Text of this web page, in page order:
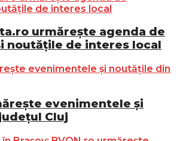
urmărește agenda de
noutățile de interes local
evenimentele și
Cluj